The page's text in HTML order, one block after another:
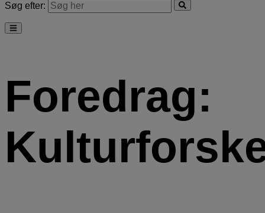
Søg efter:
Foredrag: